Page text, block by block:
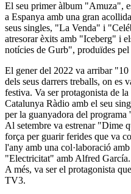
El seu primer àlbum "Amuza",
a Espanya amb una gran
seus singles, "La Venda" i
atresorar èxits amb "Iceberg" i
notícies de Gurb", produïdes pel
El gener del 2022 va arribar
dels seus darrers treballs, on es
festiva. Va ser protagonista de
Catalunya Ràdio amb el seu
per la guanyadora del programa
Al setembre va estrenar "Dime
força per guarir ferides que va
l'any amb una col·laboració
"Electricitat" amb Alfred García.
A més, va ser el protagonista
TV3.